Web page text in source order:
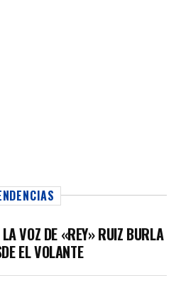
VOZ DE «REY» RUIZ BURLA
EL VOLANTE